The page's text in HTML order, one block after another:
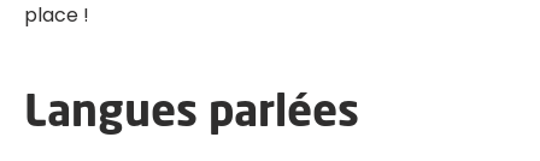
place !
Langues parlées